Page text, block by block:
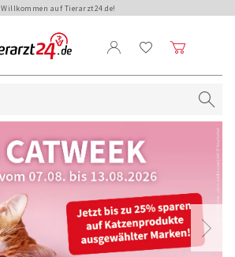
Willkommen auf Tierarzt24.de!